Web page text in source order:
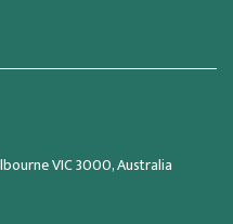
VIC 3000, Australia